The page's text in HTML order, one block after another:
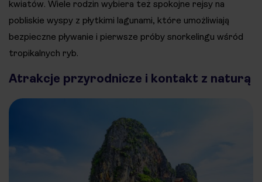
kwiatów. Wiele rodzin wybiera też spokojne rejsy na
pobliskie wyspy z płytkimi lagunami, które umożliwiają
bezpieczne pływanie i pierwsze próby snorkelingu wśród
tropikalnych ryb.
Atrakcje przyrodnicze i kontakt z naturą